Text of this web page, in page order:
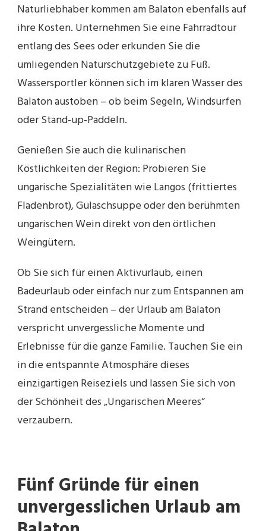
Naturliebhaber kommen am Balaton ebenfalls auf
ihre Kosten. Unternehmen Sie eine Fahrradtour
entlang des Sees oder erkunden Sie die
umliegenden Naturschutzgebiete zu Fuß.
Wassersportler können sich im klaren Wasser des
Balaton austoben – ob beim Segeln, Windsurfen
oder Stand-up-Paddeln.
Genießen Sie auch die kulinarischen
Köstlichkeiten der Region: Probieren Sie
ungarische Spezialitäten wie Langos (frittiertes
Fladenbrot), Gulaschsuppe oder den berühmten
ungarischen Wein direkt von den örtlichen
Weingütern.
Ob Sie sich für einen Aktivurlaub, einen
Badeurlaub oder einfach nur zum Entspannen am
Strand entscheiden – der Urlaub am Balaton
verspricht unvergessliche Momente und
Erlebnisse für die ganze Familie. Tauchen Sie ein
in die entspannte Atmosphäre dieses
einzigartigen Reiseziels und lassen Sie sich von
der Schönheit des „Ungarischen Meeres“
verzaubern.
Fünf Gründe für einen
unvergesslichen Urlaub am